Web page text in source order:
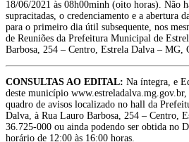
18/06/2021 às 08h00minh (oito horas). Não
supracitadas, o credenciamento e a abertura
para o primeiro dia útil subsequente, nos
de Reuniões da Prefeitura Municipal de
Barbosa, 254 – Centro, Estrela Dalva – MG,
CONSULTAS AO EDITAL: Na íntegra, e
deste município
quadro de avisos localizado no hall da
Dalva, à Rua Lauro Barbosa, 254 – Centro,
36.725-000 ou ainda podendo ser obtida no
horário de 12:00 às 16:00 horas.